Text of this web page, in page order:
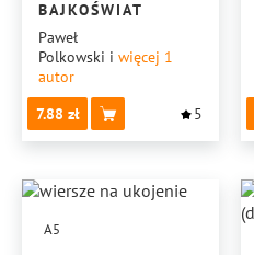
BAJKOŚWIAT
Paweł
Polkowski i więcej 1
autor
7.88
5
A5